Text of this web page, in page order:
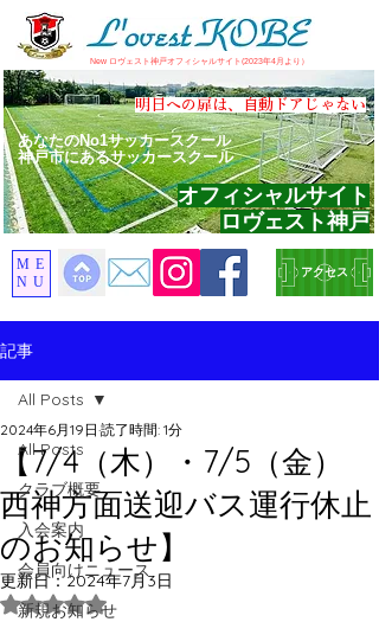
​New ロヴェスト神戸オフィシャルサイト(2023年4月より）
​明日への扉は、自動ドアじゃない
あなたのNo1サッカースクール
神戸市にあるサッカースクール
アクセス
オフィシャルサイト
ロヴェスト神戸
ME
NU
記事
All Posts
クラブ概要
入会案内
会員向けニュース
新規お知らせ
All Posts
【7/4（木）・7/5（金）
西神方面送迎バス運行休止
のお知らせ】
2024年6月19日 読了時間: 1分
更新日：2024年7月3日
5つ星のうちNaNと評価されています。